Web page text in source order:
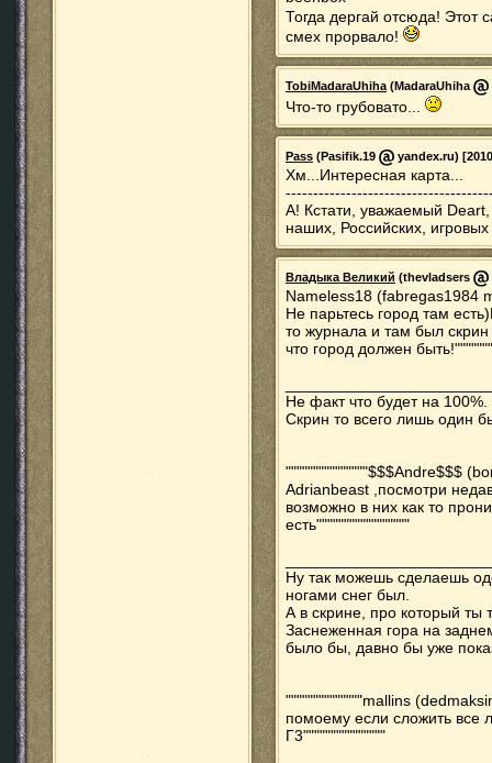
Тогда дергай отсюда! Этот
смех прорвало!
TobiMadaraUhiha(MadaraUhiha
Что-то грубовато...
Pass (Pasifik.19 yandex.ru)
Хм...Интересная карта...
А! Кстати, уважаемый
наших, Российских,
Владыка Великий (thevladsers
Nameless18 (fabregas1984
Не парьтесь город там
то журнала и там был
что город должен
Не факт что будет на 100%.
Скрин то всего лишь один
"""""""""""""""$$$Andre$$$
Adrianbeast ,посмотри
возможно в них как то
есть"""""""""""""""""
Ну так можешь сделаешь
ногами снег был.
А в скрине, про который ты
Заснеженная гора на
было бы, давно бы уже
""""""""""""""mallins
помоему если сложить все
Г3"""""""""""""""